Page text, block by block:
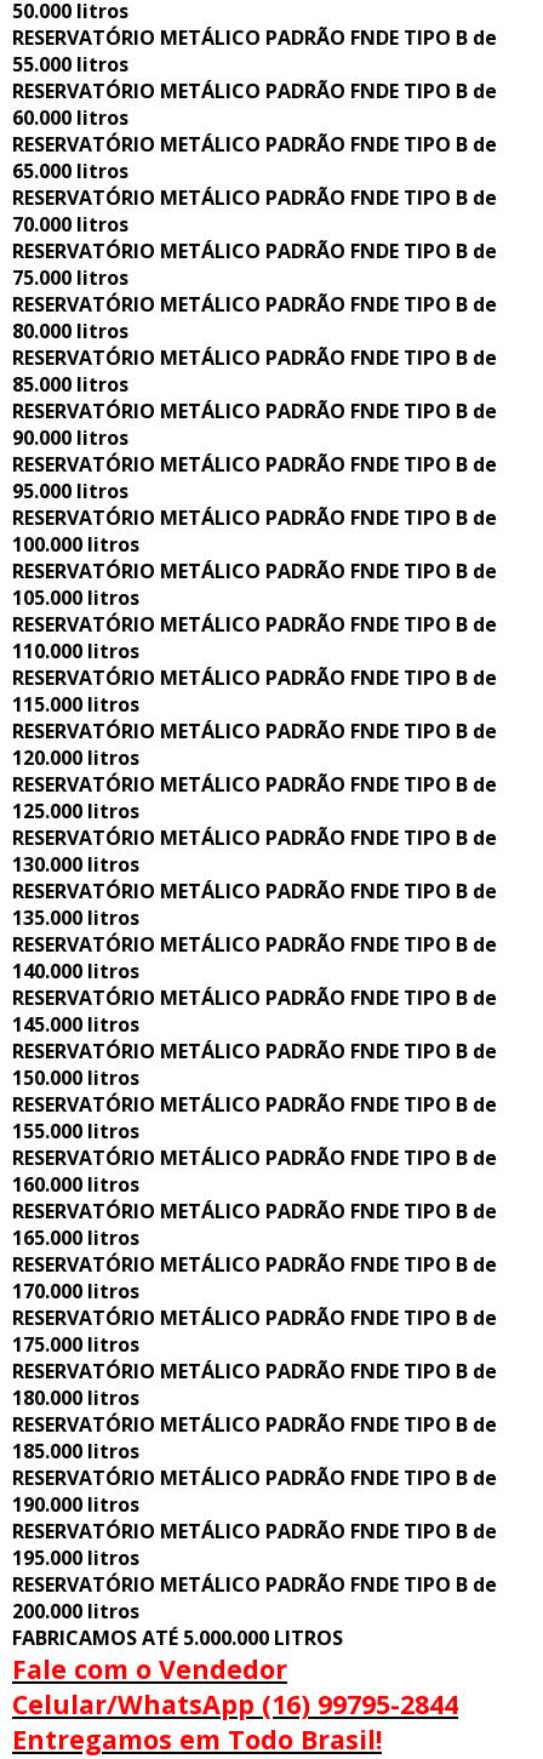
50.000 litros
RESERVATÓRIO METÁLICO PADRÃO FNDE TIPO B de
55.000 litros
RESERVATÓRIO METÁLICO PADRÃO FNDE TIPO B de
60.000 litros
RESERVATÓRIO METÁLICO PADRÃO FNDE TIPO B de
65.000 litros
RESERVATÓRIO METÁLICO PADRÃO FNDE TIPO B de
70.000 litros
RESERVATÓRIO METÁLICO PADRÃO FNDE TIPO B de
75.000 litros
RESERVATÓRIO METÁLICO PADRÃO FNDE TIPO B de
80.000 litros
RESERVATÓRIO METÁLICO PADRÃO FNDE TIPO B de
85.000 litros
RESERVATÓRIO METÁLICO PADRÃO FNDE TIPO B de
90.000 litros
RESERVATÓRIO METÁLICO PADRÃO FNDE TIPO B de
95.000 litros
RESERVATÓRIO METÁLICO PADRÃO FNDE TIPO B de
100.000 litros
RESERVATÓRIO METÁLICO PADRÃO FNDE TIPO B de
105.000 litros
RESERVATÓRIO METÁLICO PADRÃO FNDE TIPO B de
110.000 litros
RESERVATÓRIO METÁLICO PADRÃO FNDE TIPO B de
115.000 litros
RESERVATÓRIO METÁLICO PADRÃO FNDE TIPO B de
120.000 litros
RESERVATÓRIO METÁLICO PADRÃO FNDE TIPO B de
125.000 litros
RESERVATÓRIO METÁLICO PADRÃO FNDE TIPO B de
130.000 litros
RESERVATÓRIO METÁLICO PADRÃO FNDE TIPO B de
135.000 litros
RESERVATÓRIO METÁLICO PADRÃO FNDE TIPO B de
140.000 litros
RESERVATÓRIO METÁLICO PADRÃO FNDE TIPO B de
145.000 litros
RESERVATÓRIO METÁLICO PADRÃO FNDE TIPO B de
150.000 litros
RESERVATÓRIO METÁLICO PADRÃO FNDE TIPO B de
155.000 litros
RESERVATÓRIO METÁLICO PADRÃO FNDE TIPO B de
160.000 litros
RESERVATÓRIO METÁLICO PADRÃO FNDE TIPO B de
165.000 litros
RESERVATÓRIO METÁLICO PADRÃO FNDE TIPO B de
170.000 litros
RESERVATÓRIO METÁLICO PADRÃO FNDE TIPO B de
175.000 litros
RESERVATÓRIO METÁLICO PADRÃO FNDE TIPO B de
180.000 litros
RESERVATÓRIO METÁLICO PADRÃO FNDE TIPO B de
185.000 litros
RESERVATÓRIO METÁLICO PADRÃO FNDE TIPO B de
190.000 litros
RESERVATÓRIO METÁLICO PADRÃO FNDE TIPO B de
195.000 litros
RESERVATÓRIO METÁLICO PADRÃO FNDE TIPO B de
200.000 litros
FABRICAMOS ATÉ 5.000.000 LITROS
Fale com o Vendedor
Celular/WhatsApp (16) 99795-2844
Entregamos em Todo Brasil!